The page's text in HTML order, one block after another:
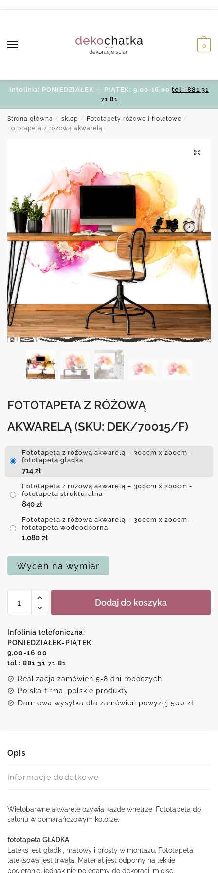
0
Infolinia: PONIEDZIAŁEK — PIĄTEK: 9.00-16.00 tel.: 881 31
71 81
Strona główna / sklep / Fototapety różowe i fioletowe /
Fototapeta z różową akwarelą
FOTOTAPETA Z RÓŻOWĄ
AKWARELĄ (SKU: DEK/70015/F)
Fototapeta z różową akwarelą – 300cm x 200cm -
fototapeta gładka
714 zł
Fototapeta z różową akwarelą – 300cm x 200cm -
fototapeta strukturalna
840 zł
Fototapeta z różową akwarelą – 300cm x 200cm -
fototapeta wodoodporna
1,080 zł
Wyceń na wymiar
Fototapeta
różową
akwarelą
Dodaj do koszyka
Infolinia telefoniczna:
PONIEDZIAŁEK-PIĄTEK:
9.00-16.00
tel.: 881 31 71 81
Realizacja zamówień 5-8 dni roboczych
Polska firma, polskie produkty
Darmowa wysyłka dla zamówień powyżej 500 zł
Opis
Informacje dodatkowe
Wielobarwne akwarele ożywią każde wnętrze. Fototapeta do
salonu w pomarańczowym kolorze.
fototapeta GŁADKA
Lateks jest gładki, matowy i prosty w montażu. Fototapeta
lateksowa jest trwała. Materiał jest odporny na lekkie
pocieranie, jednak nie polecamy do dekoracji miejsc